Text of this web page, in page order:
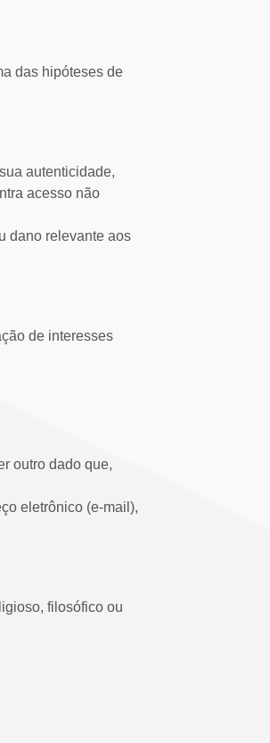
das hipóteses de
autenticidade,
acesso não
dano relevante aos
de interesses
outro dado que,
eletrônico (e-mail),
filosófico ou